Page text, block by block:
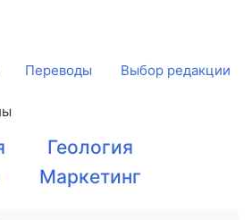
Переводы Выбор редакции
Геология
Маркетинг